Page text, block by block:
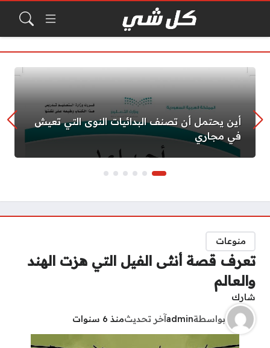
أين يحتمل أن تصنف البدائيات النوى التي تعيش
في مجاري
منوعات
تعرف قصة أنثى الفيل التي هزت الهند
والعالم
شارك
بواسطةadminآخر تحديثمنذ 6 سنوات